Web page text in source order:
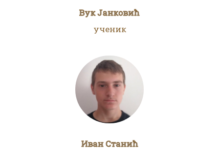
Вук Јанковић
ученик
Иван Станић